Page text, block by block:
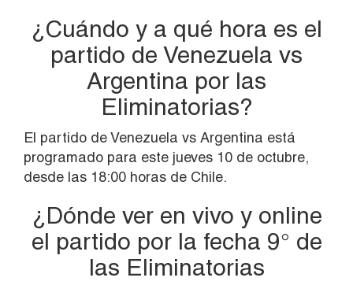
¿Cuándo y a qué hora es el
partido de Venezuela vs
Argentina por las
Eliminatorias?
El partido de Venezuela vs Argentina está
programado para este jueves 10 de octubre,
desde las 18:00 horas de Chile.
¿Dónde ver en vivo y online
el partido por la fecha 9° de
las Eliminatorias